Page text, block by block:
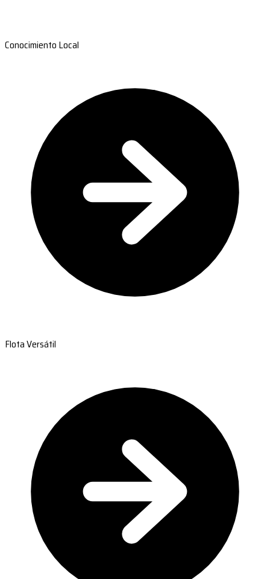
Conocimiento Local
Flota Versátil